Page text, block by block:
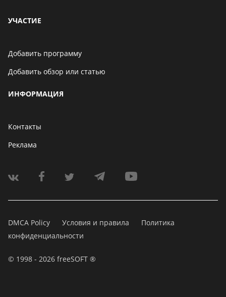
УЧАСТИЕ
Добавить программу
Добавить обзор или статью
ИНФОРМАЦИЯ
Контакты
Реклама
DMCA Policy Условия и правила
Политика
конфиденциальности
© 1998 - 2026 freeSOFT ®